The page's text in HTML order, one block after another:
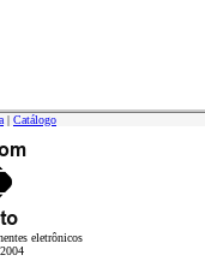
| Catálogo
eletrônicos